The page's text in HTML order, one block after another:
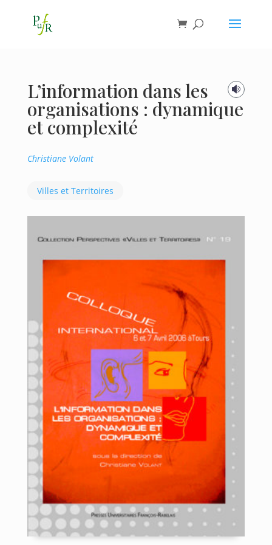

L’information dans les
organisations : dynamique
et complexité
Christiane Volant
Villes et Territoires